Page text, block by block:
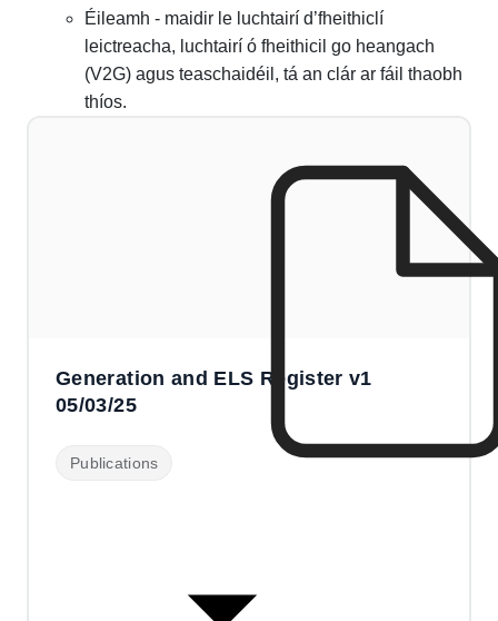
Éileamh - maidir le luchtairí d’fheithiclí
leictreacha, luchtairí ó fheithicil go heangach
(V2G) agus teaschaidéil, tá an clár ar fáil thaobh
thíos.
Generation and ELS Register v1
05/03/25
Publications